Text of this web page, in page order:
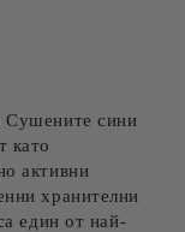
Сушените сини
като
активни
хранителни
един от най-